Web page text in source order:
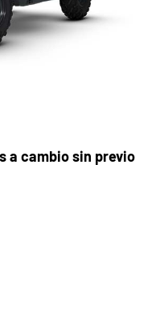
a cambio sin previo